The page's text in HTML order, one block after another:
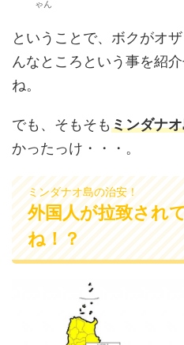
ゃん
ということで、ボクがオ
んなところという事を紹
ね。
でも、そもそもミンダナ
かったっけ・・・。
ミンダナオ島の治安！
外国人が拉致され
ね！？